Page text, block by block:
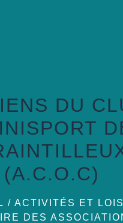
DU
(A.C.O.C)
/ ACTIVITÉS ET
DES